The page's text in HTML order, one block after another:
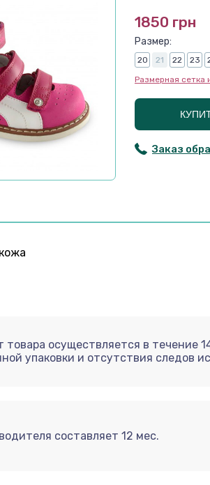
1850 грн
Размер:
20 21 22 23
Размерная сетка
Заказ
товара осуществляется в течение
упаковки и отсутствия следов
составляет 12 мес.